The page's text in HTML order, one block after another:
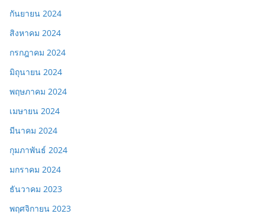
กันยายน 2024
สิงหาคม 2024
กรกฎาคม 2024
มิถุนายน 2024
พฤษภาคม 2024
เมษายน 2024
มีนาคม 2024
กุมภาพันธ์ 2024
มกราคม 2024
ธันวาคม 2023
พฤศจิกายน 2023